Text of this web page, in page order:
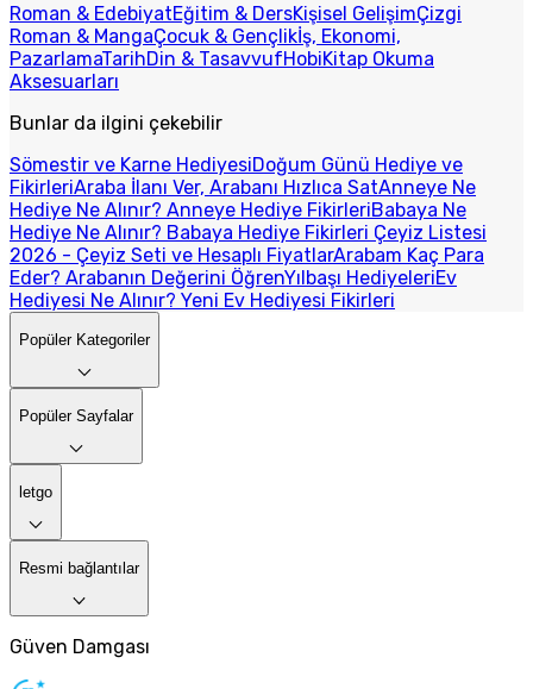
Roman & EdebiyatEğitim & DersKişisel GelişimÇizgi
Roman & MangaÇocuk & Gençlikİş, Ekonomi,
PazarlamaTarihDin & TasavvufHobiKitap Okuma
Aksesuarları
Bunlar da ilgini çekebilir
Sömestir ve Karne HediyesiDoğum Günü Hediye ve
FikirleriAraba İlanı Ver, Arabanı Hızlıca SatAnneye Ne
Hediye Ne Alınır? Anneye Hediye FikirleriBabaya Ne
Hediye Ne Alınır? Babaya Hediye Fikirleri Çeyiz Listesi
2026 - Çeyiz Seti ve Hesaplı FiyatlarArabam Kaç Para
Eder? Arabanın Değerini ÖğrenYılbaşı HediyeleriEv
Hediyesi Ne Alınır? Yeni Ev Hediyesi Fikirleri
Popüler Kategoriler
Popüler Sayfalar
letgo
Resmi bağlantılar
Güven Damgası